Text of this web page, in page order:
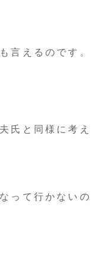
言えるのです。
氏と同様に考え
って行かないの